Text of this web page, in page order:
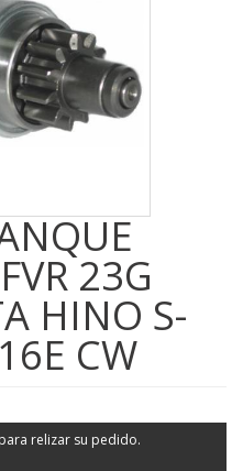
23G
HINO S-
CW
relizar su pedido.